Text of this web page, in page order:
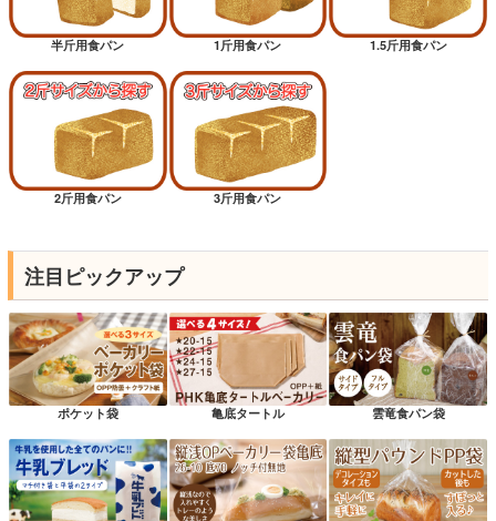
半斤用食パン 1斤用食パン 1.5斤用食パン
2斤用食パン 3斤用食パン
注目ピックアップ
ポケット袋 亀底タートル 雲竜食パン袋